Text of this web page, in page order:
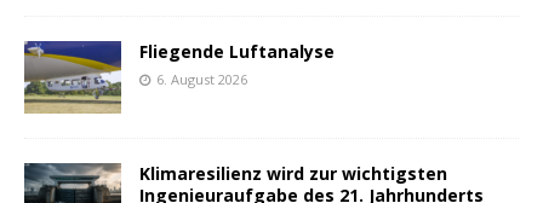
Fliegende Luftanalyse
6. August 2026
Klimaresilienz wird zur wichtigsten
Ingenieuraufgabe des 21. Jahrhunderts